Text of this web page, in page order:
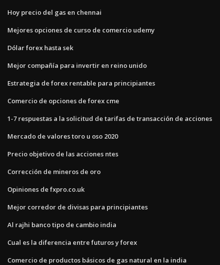
Hoy precio del gas en chennai
Mejores opciones de curso de comercio udemy
Dólar forex hasta sek
Mejor compañía para invertir en reino unido
Estrategia de forex rentable para principiantes
Comercio de opciones de forex cme
1-7 respuestas a la solicitud de tarifas de transacción de acciones
Mercado de valores toro u oso 2020
Precio objetivo de las acciones ntes
Corrección de mineros de oro
Opiniones de fxpro.co.uk
Mejor corredor de divisas para principiantes
Al rajhi banco tipo de cambio india
Cual es la diferencia entre futuros y forex
Comercio de productos básicos de gas natural en la india